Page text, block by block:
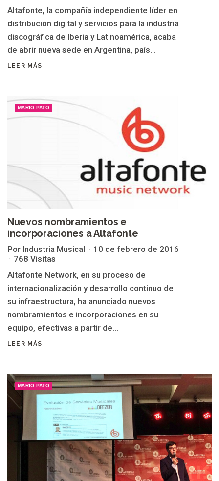
Altafonte, la compañía independiente líder en
distribución digital y servicios para la industria
discográfica de Iberia y Latinoamérica, acaba
de abrir nueva sede en Argentina, país...
LEER MÁS
MARIO PATO
Nuevos nombramientos e
incorporaciones a Altafonte
Por Industria Musical
10 de febrero de 2016
768 Visitas
Altafonte Network, en su proceso de
internacionalización y desarrollo continuo de
su infraestructura, ha anunciado nuevos
nombramientos e incorporaciones en su
equipo, efectivas a partir de...
LEER MÁS
MARIO PATO